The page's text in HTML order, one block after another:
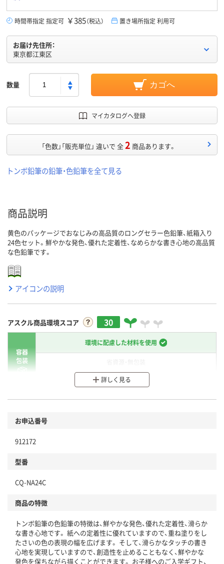
時間帯指定 指定可 ￥385（税込） 置き場所指定 利用可
お届け先住所：
東京都江東区
数量 カゴへ
マイカタログへ登録
「色数」「販売単位」 違いで 全2 商品あります。
トンボ鉛筆の鉛筆・色鉛筆を全て見る
商品説明
黄色のパッケージでおなじみの高品質のロングセラー色鉛筆、紙箱入り
24色セット。鮮やかな発色、優れた定着性、なめらかな書き心地の高品質
な色鉛筆です。
アイコンの説明
アスクル商品環境スコア 30
容器
包装
環境に配慮した材料を使用
分別・リサイクルしやすい設計
商品
本体
仕組
この商品の環境配慮ポイントです。下記商品詳細「
アスクル商品環境スコア詳細／加点項目
」で確認できます。
詳しく見る
お申込番号
912172
型番
CQ-NA24C
商品の特徴
トンボ鉛筆の色鉛筆の特徴は、鮮やかな発色、優れた定着性、滑らか
な書き心地です。 紙への定着性に優れていますので、重ね塗りをし
たさいの色の表現の幅を広げます。 そして、滑らかなタッチの書き
心地を実現していますので、創造性を止めることもなく、鮮やかな
発色を保ちながら描くことができます。 お子様へのご入学ギフト、